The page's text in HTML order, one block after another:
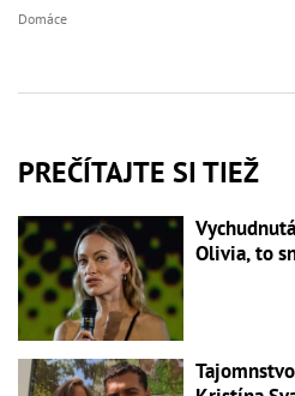
Domáce
PREČÍTAJTE SI TIEŽ
Olivia, to